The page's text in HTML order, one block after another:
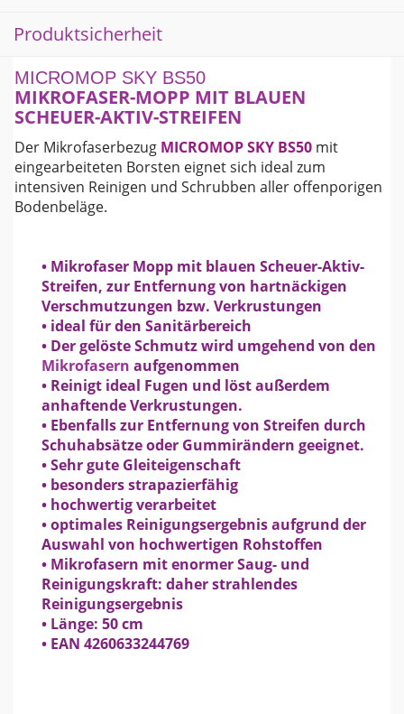
Produktsicherheit
MICROMOP SKY BS50
MIKROFASER-MOPP MIT BLAUEN
SCHEUER-AKTIV-STREIFEN
Der Mikrofaserbezug MICROMOP SKY BS50 mit
eingearbeiteten Borsten eignet sich ideal zum
intensiven Reinigen und Schrubben aller offenporigen
Bodenbeläge.
• Mikrofaser Mopp mit blauen Scheuer-Aktiv-
Streifen, zur Entfernung von hartnäckigen
Verschmutzungen bzw. Verkrustungen
• ideal für den Sanitärbereich
• Der gelöste Schmutz wird umgehend von den
Mikrofasern aufgenommen
• Reinigt ideal Fugen und löst außerdem
anhaftende Verkrustungen.
• Ebenfalls zur Entfernung von Streifen durch
Schuhabsätze oder Gummirändern geeignet.
• Sehr gute Gleiteigenschaft
• besonders strapazierfähig
• hochwertig verarbeitet
• optimales Reinigungsergebnis aufgrund der
Auswahl von hochwertigen Rohstoffen
• Mikrofasern mit enormer Saug- und
Reinigungskraft: daher strahlendes
Reinigungsergebnis
• Länge: 50 cm
• EAN 4260633244769